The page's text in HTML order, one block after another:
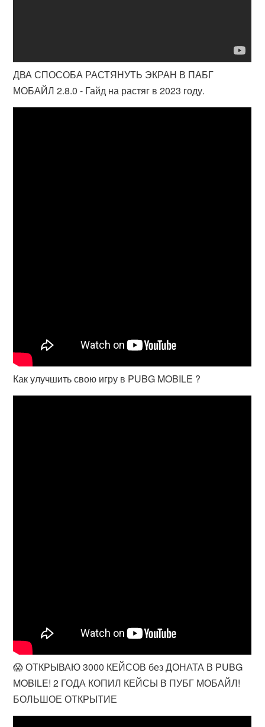
ДВА СПОСОБА РАСТЯНУТЬ ЭКРАН В ПАБГ
МОБАЙЛ 2.8.0 - Гайд на растяг в 2023 году.
Как улучшить свою игру в PUBG MOBILE ?
😱 ОТКРЫВАЮ 3000 КЕЙСОВ без ДОНАТА В PUBG
MOBILE! 2 ГОДА КОПИЛ КЕЙСЫ В ПУБГ МОБАЙЛ!
БОЛЬШОЕ ОТКРЫТИЕ